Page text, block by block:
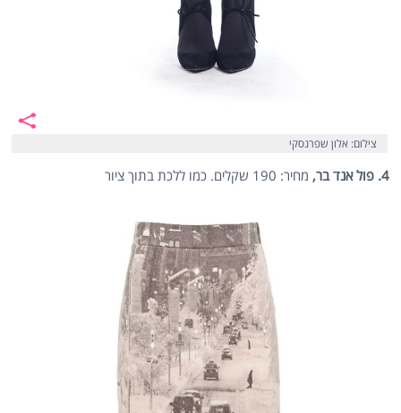
צילום: אלון שפרנסקי
4. פול אנד בר, מחיר: 190 שקלים. כמו ללכת בתוך ציור